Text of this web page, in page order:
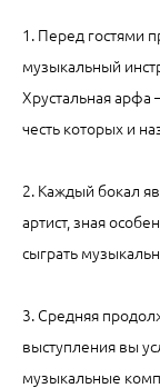
1. Перед гостями
музыкальный
Хрустальная арфа
честь которых и
2. Каждый бокал
артист, зная
сыграть
3. Средняя
выступления вы
музыкальные